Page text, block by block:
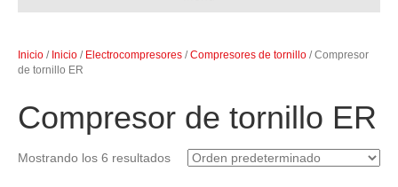
Inicio / Inicio / Electrocompresores /Compresores de tornillo / Compresor
de tornillo ER
Compresor de tornillo ER
Mostrando los 6 resultados